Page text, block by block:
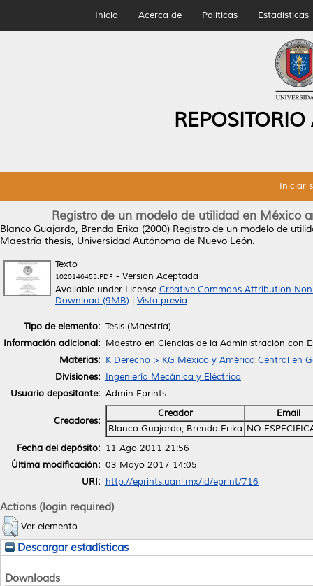
Inicio Acerca de Políticas Estadísticas
Iniciar
Registro de un modelo de utilidad en México
Blanco Guajardo, Brenda Erika (2000) Registro de un modelo de
Maestría thesis, Universidad Autónoma de Nuevo León.
Texto
1020146455.PDF - Versión Aceptada
Available under License Creative Commons Attribution
Download (9MB)
Vista previa
Tipo de elemento: Tesis (Maestría)
Información adicional: Maestro en Ciencias de la Administración con
Materias: K Derecho > KG México y América Central en
Divisiones: Ingeniería Mecánica y Eléctrica
Usuario depositante: Admin Eprints
Creadores:
Creador
Email
Blanco Guajardo, Brenda Erika NO
Fecha del depósito: 11 Ago 2011 21:56
Última modificación: 03 Mayo 2017 14:05
URI: http://eprints.uanl.mx/id/eprint/716
Actions (login required)
Ver elemento
Descargar estadísticas
Downloads